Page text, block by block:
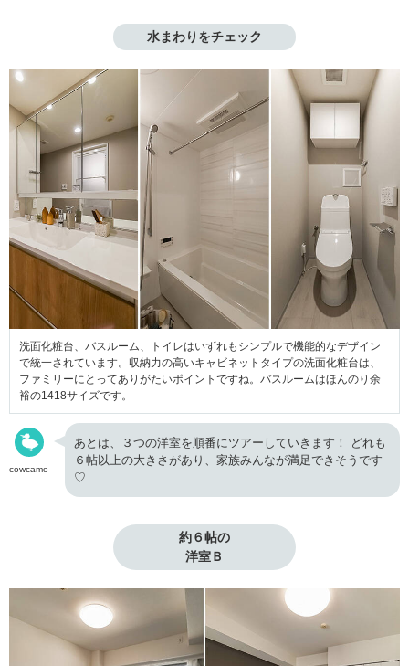
水まわりをチェック
洗面化粧台、バスルーム、トイレはいずれもシンプルで機能的なデザイン
で統一されています。収納力の高いキャビネットタイプの洗面化粧台は、
ファミリーにとってありがたいポイントですね。バスルームはほんのり余
裕の1418サイズです。
cowcamo
あとは、３つの洋室を順番にツアーしていきます！ どれも
６帖以上の大きさがあり、家族みんなが満足できそうです
♡
約６帖の
洋室Ｂ